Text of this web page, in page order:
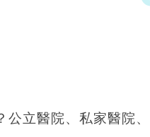
立醫院、私家醫院、